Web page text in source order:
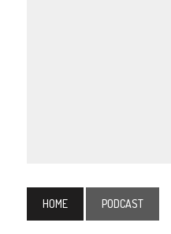
HOME PODCAST